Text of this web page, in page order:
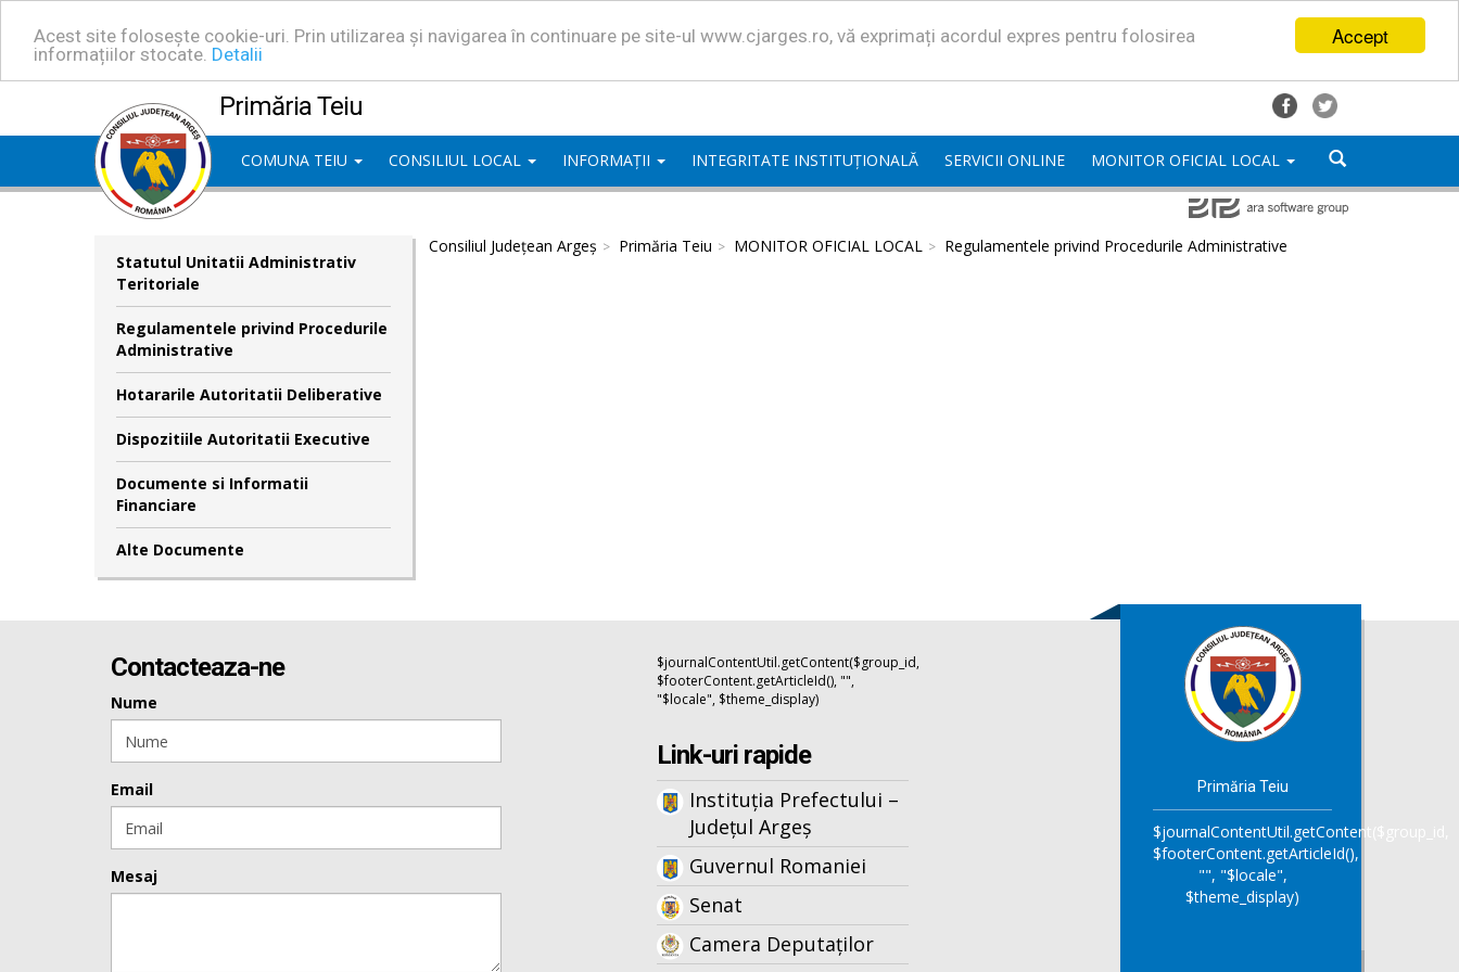
Accept
Acest site folosește cookie-uri. Prin utilizarea și navigarea în continuare pe site-ul www.cjarges.ro, vă exprimați acordul expres pentru folosirea
informațiilor stocate. Detalii
Primăria Teiu
COMUNA TEIU CONSILIUL LOCAL INFORMAȚII INTEGRITATE INSTITUȚIONALĂ SERVICII ONLINE MONITOR OFICIAL LOCAL
Statutul Unitatii Administrativ
Teritoriale
Regulamentele privind Procedurile
Administrative
Hotararile Autoritatii Deliberative
Dispozitiile Autoritatii Executive
Documente si Informatii
Financiare
Alte Documente
Consiliul Județean Argeș Primăria Teiu MONITOR OFICIAL LOCAL Regulamentele privind Procedurile Administrative
Contacteaza-ne
Nume
Email
Mesaj
$journalContentUtil.getContent($group_id,
$footerContent.getArticleId(), "",
"$locale", $theme_display)
Link-uri rapide
Instituția Prefectului –
Județul Argeș
Guvernul Romaniei
Senat
Camera Deputaților
Primăria Teiu
$journalContentUtil.getContent($group_id,
$footerContent.getArticleId(),
"", "$locale",
$theme_display)